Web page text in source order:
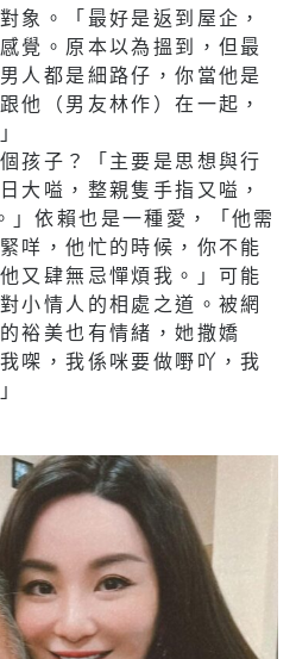
象。「最好是返到屋企，
覺。原本以為搵到，但最
人都是細路仔，你當他是
他（男友林作）在一起，
孩子？「主要是思想與行
大嗌，整親隻手指又嗌，
依賴也是一種愛，「他需
咩，他忙的時候，你不能
又肆無忌憚煩我。」可能
小情人的相處之道。被網
裕美也有情緒，她撒嬌
㗎，我係咪要做嘢吖，我